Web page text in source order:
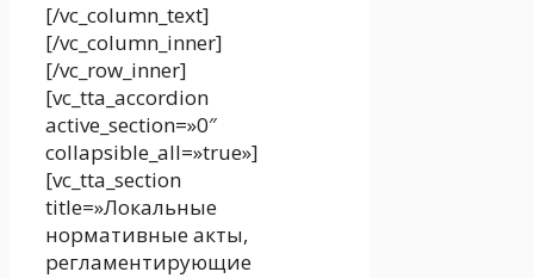
[/vc_column_text]
[/vc_column_inner]
[/vc_row_inner]
[vc_tta_accordion
active_section=»0″
collapsible_all=»true»]
[vc_tta_section
title=»Локальные
нормативные акты,
регламентирующие